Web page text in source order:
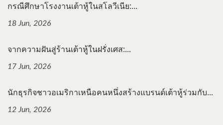
กรณีศึกษาโรงงานเต้าหู้ในสโลวีเนีย:...
18 Jun, 2026
จากความฝันสู่ร้านเต้าหู้ในฝรั่งเศส:...
17 Jun, 2026
นักธุรกิจชาวอเมริกาเหนือคนหนึ่งสร้างแบรนด์เต้าหู้ร่วมกับ...
12 Jun, 2026